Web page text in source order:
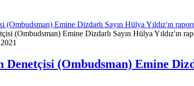
Emine Dizdarlı Sayın Hülya Yıldız'ın
(Ombudsman) Emine